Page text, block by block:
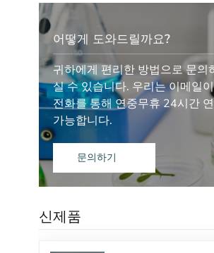
어떻게 도와드릴까요?
귀하에게 편리한 방법으로 문의
실 수 있습니다. 우리는 이메일
전화를 통해 연중무휴 24시간
가능합니다.
문의하기
신제품